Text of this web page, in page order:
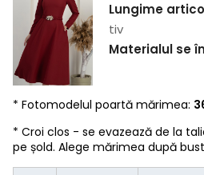
Lungime
tiv
Materialul se
* Fotomodelul poartă mărimea:
* Croi clos - se evazează de la
pe șold. Alege mărimea după